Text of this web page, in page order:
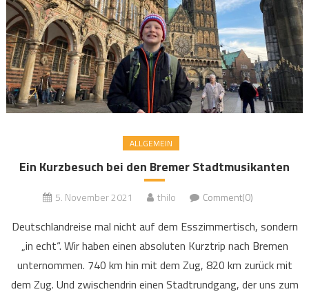
ALLGEMEIN
Ein Kurzbesuch bei den Bremer Stadtmusikanten
5. November 2021 thilo Comment(0)
Deutschlandreise mal nicht auf dem Esszimmertisch, sondern
„in echt“. Wir haben einen absoluten Kurztrip nach Bremen
unternommen. 740 km hin mit dem Zug, 820 km zurück mit
dem Zug. Und zwischendrin einen Stadtrundgang, der uns zum